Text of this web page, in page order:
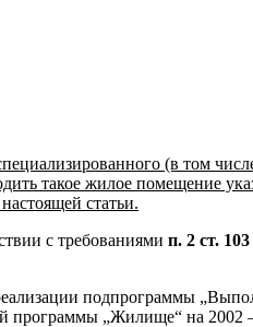
(в том
такое жилое помещение
статьи.
с требованиями п. 2 ст.
подпрограммы
программы „Жилище“ на